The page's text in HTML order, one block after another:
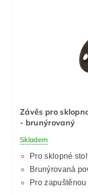
Závěs pro
- brunýrovaný
Skladem
Pro sklopné
Brunýrovaná
Pro